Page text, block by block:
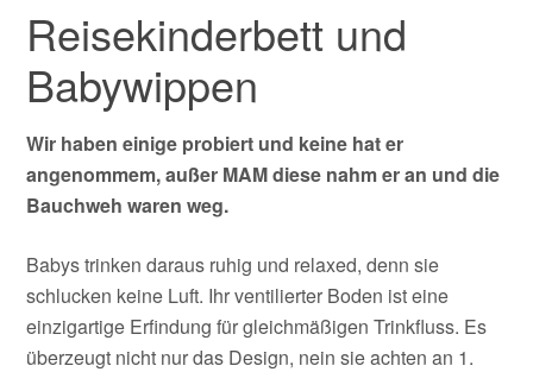
Reisekinderbett und
Babywippen
Wir haben einige probiert und keine hat er
angenommem, außer MAM diese nahm er an und die
Bauchweh waren weg.
Babys trinken daraus ruhig und relaxed, denn sie
schlucken keine Luft. Ihr ventilierter Boden ist eine
einzigartige Erfindung für gleichmäßigen Trinkfluss. Es
überzeugt nicht nur das Design, nein sie achten an 1.